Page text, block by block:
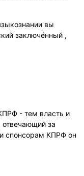
вы
заключённый ,
- тем власть и
за
спонсорам КПРФ он